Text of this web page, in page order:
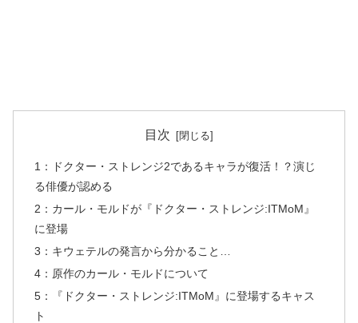
目次
1：ドクター・ストレンジ2であるキャラが復活！？演じ
る俳優が認める
2：カール・モルドが『ドクター・ストレンジ:ITMoM』
に登場
3：キウェテルの発言から分かること…
4：原作のカール・モルドについて
5：『ドクター・ストレンジ:ITMoM』に登場するキャス
ト